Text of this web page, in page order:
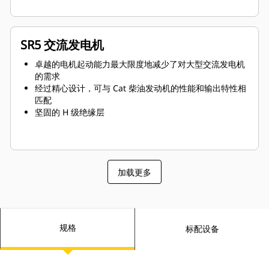
SR5 交流发电机
卓越的电机起动能力最大限度地减少了对大型交流发电机
的需求
经过精心设计，可与 Cat 柴油发动机的性能和输出特性相
匹配
坚固的 H 级绝缘层
加载更多
规格 标配设备